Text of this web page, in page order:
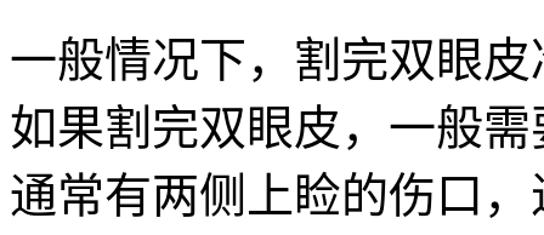
一般情况下，割完双眼
如果割完双眼皮，一般
通常有两侧上睑的伤口